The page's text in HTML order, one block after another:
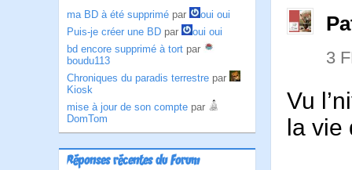
ma BD à été supprimé par
oui oui
Puis-je créer une BD par
oui oui
bd encore supprimé à tort par
boudu113
Chroniques du paradis terrestre par
Kiosk
mise à jour de son compte par
DomTom
Réponses récentes du Forum
3
Vu
la vie